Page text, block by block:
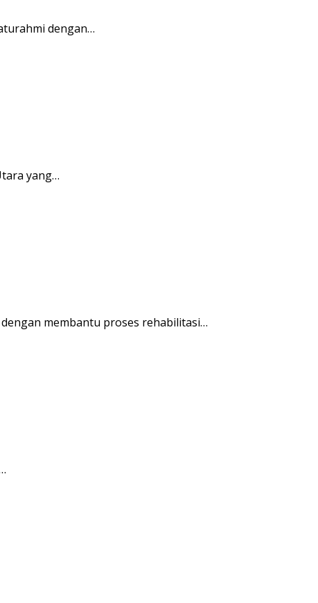
dengan…
yang…
dengan membantu proses rehabilitasi…